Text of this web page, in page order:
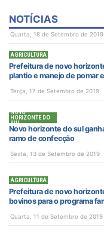
NOTÍCIAS
Quarta, 18 de Setembro de 2019
AGRICULTURA
Prefeitura de novo
plantio e manejo de pomar
Terça, 17 de Setembro de 2019
NOVO
HORIZONTE DO
SUL
Novo horizonte do sul
ramo de confecção
Sexta, 13 de Setembro de 2019
AGRICULTURA
Prefeitura de novo
bovinos para o programa
Quarta, 11 de Setembro de 2019